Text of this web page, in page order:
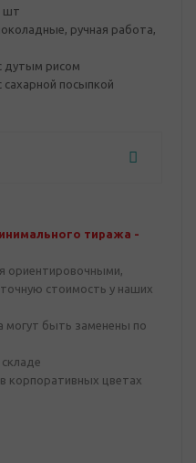
шт
ручная работа,
дутым рисом
посыпкой
тиража -
ориентировочными,
стоимость у наших
могут быть заменены по
корпоративных цветах